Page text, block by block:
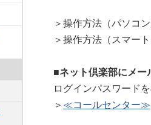
＞操作方法（パソコ
＞操作方法（スマー
■ネット倶楽部にメー
ログインパスワード
＞ ≪コールセンター≫